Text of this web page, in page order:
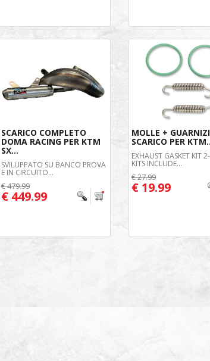
SCARICO COMPLETO
DOMA RACING PER KTM
SX...
SVILUPPATO SU BANCO PROVA
E IN CIRCUITO...
€ 479.99
€ 449.99
MOLLE +
SCARICO PER
EXHAUST GASKET KIT
KITS INCLUDE...
€ 27.99
€ 19.99